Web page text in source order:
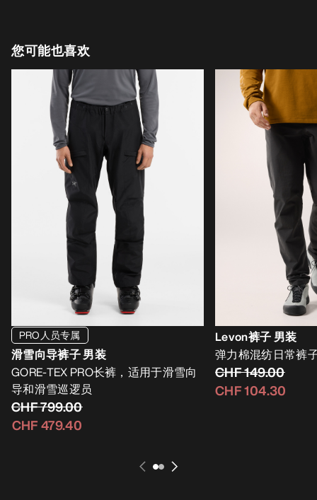
您可能也喜欢
PRO人员专属
滑雪向导裤子 男装
GORE-TEX PRO长裤，适用于滑雪向
导和滑雪巡逻员
CHF 799.00
CHF 479.40
Levon裤子 男装
弹力棉混纺日常裤
CHF 149.00
CHF 104.30